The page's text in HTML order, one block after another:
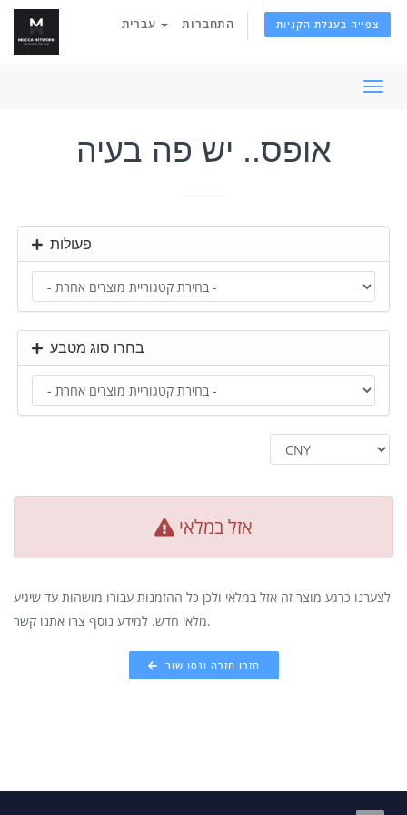
התחברות צפייה בעגלת הקניות
אופס.. יש פה בעיה
פעולות
בחרו סוג מטבע
אזל במלאי
לצערנו כרגע מוצר זה אזל במלאי ולכן כל ההזמנות עבורו מושהות עד שיגיע
מלאי חדש. למידע נוסף צרו אתנו קשר.
חזרו חזרה ונסו שוב